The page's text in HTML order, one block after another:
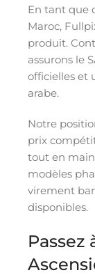
En tant que
Maroc,
produit.
assurons le
officielles et
arabe.
Notre
prix
tout en
modèles
virement
disponibles.
Passez